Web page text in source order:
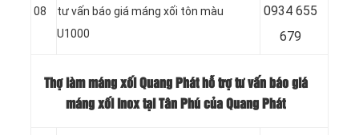
08
tư vấn báo giá máng xối tôn màu
U1000
0934 655
679
Thợ làm máng xối Quang Phát hỗ trợ tư vấn báo giá
máng xối inox tại Tân Phú của Quang Phát